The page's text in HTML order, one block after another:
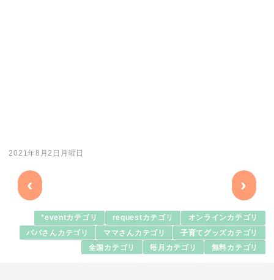
2021年8月2日月曜日
‹ ›
*eventカテゴリ requestカテゴリ オンラインカテゴリ
パパさんカテゴリ ママさんカテゴリ 子育てグッズカテゴリ
全国カテゴリ 毎月カテゴリ 無料カテゴリ